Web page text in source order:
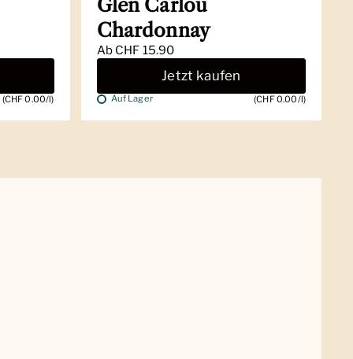
(CHF 0.00/l)
Glen Carlou
Chardonnay
Ab CHF 15.90
Jetzt kaufen
Auf Lager (CHF 0.00/l)